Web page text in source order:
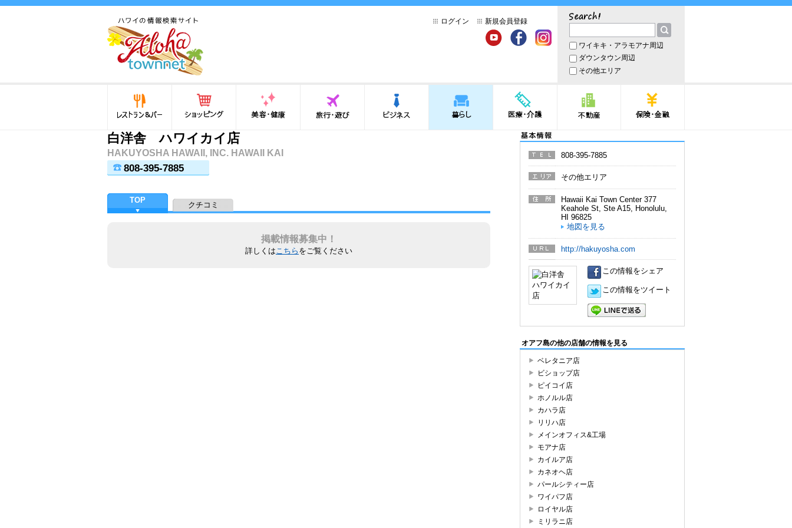
法律から運転免許証まで情
報が満載！
ログイン 新規会員登録 サーチ
ワイキキ・アラモアナ周辺
ダウンタウン周辺
その他エリア
レストラン＆バー ショッピング 美容・健康 医療・介護
白洋舎 ハワイカイ店
HAKUYOSHA HAWAII, INC. HAWAII KAI
808-395-7885
TOP
クチコミ
掲載情報募集中！
詳しくはこちら をご覧ください
電話番
号
808-395-7885
その他エリア
Hawaii Kai Town Center 377
Keahole St, Ste A15
Honolulu
HI 96825
地図を見る
http://hakuyosha.com
この情報をシェア
この情報をツイート
オアフ島の他の店舗の情報を見る
ベレタニア店
ビショップ店
ピイコイ店
ホノルル店
カハラ店
リリハ店
メインオフィス&工場
モアナ店
カイルア店
カネオヘ店
パールシティー店
ワイパフ店
ロイヤル店
ミリラニ店